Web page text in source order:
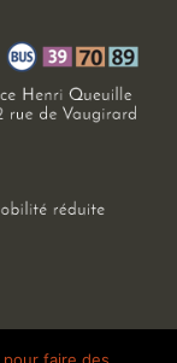
Mentions légales